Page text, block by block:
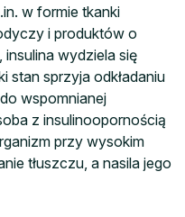
w formie tkanki
i produktów o
wydziela się
stan sprzyja odkładaniu
wspomnianej
z insulinoopornością
przy wysokim
tłuszczu, a nasila jego